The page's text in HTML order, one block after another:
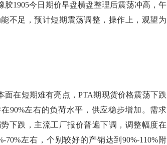
1905今日期价早盘横盘整理后震荡冲高，午
不足，预计短期震荡调整，操作上，观望为
在短期难有亮点，PTA期现货价格震荡下跌
90%左右的负荷水平，供应稳步增加。需求
下跌，主流工厂报价普遍下调，调整幅度在
70%左右，个别较好的产销达到90%-110%附